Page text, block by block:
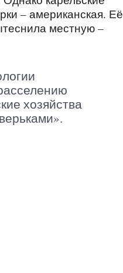
– американская. Её
местную –
хозяйства